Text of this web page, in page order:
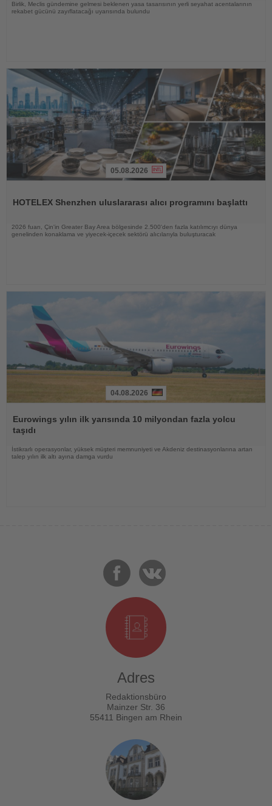
Birlik, Meclis gündemine gelmesi beklenen yasa tasarısının yerli seyahat acentalarının
rekabet gücünü zayıflatacağı uyarısında bulundu
05.08.2026
HOTELEX Shenzhen uluslararası alıcı programını başlattı
2026 fuarı, Çin'in Greater Bay Area bölgesinde 2.500'den fazla katılımcıyı dünya
genelinden konaklama ve yiyecek-içecek sektörü alıcılarıyla buluşturacak
Oku
04.08.2026
Eurowings yılın ilk yarısında 10 milyondan fazla yolcu
taşıdı
İstikrarlı operasyonlar, yüksek müşteri memnuniyeti ve Akdeniz destinasyonlarına artan
talep yılın ilk altı ayına damga vurdu
Adres
Redaktionsbüro
Mainzer Str. 36
55411 Bingen am Rhein